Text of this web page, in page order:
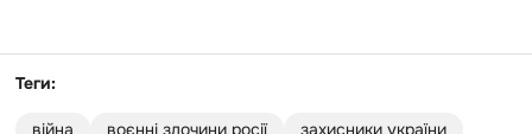
Теги:
війна воєнні злочини росії захисники україни